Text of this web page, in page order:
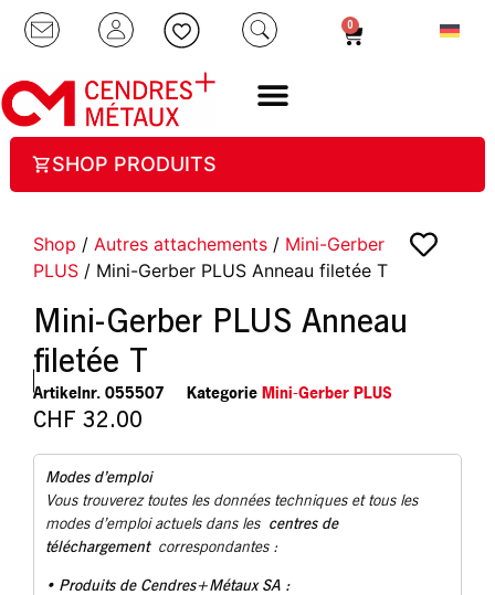
0
SHOP PRODUITS
Shop / Autres attachements / Mini-Gerber
PLUS / Mini-Gerber PLUS Anneau filetée T
Mini-Gerber PLUS Anneau
filetée T
Artikelnr. 055507 Kategorie Mini-Gerber PLUS
CHF 32.00
Modes d’emploi
Vous trouverez toutes les données techniques et tous les
modes d’emploi actuels dans les centres de
téléchargementcorrespondantes :
• Produits de Cendres+Métaux SA :